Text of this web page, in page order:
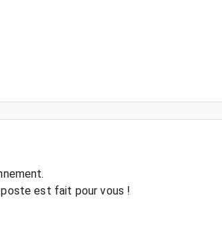
poste est fait pour vous !